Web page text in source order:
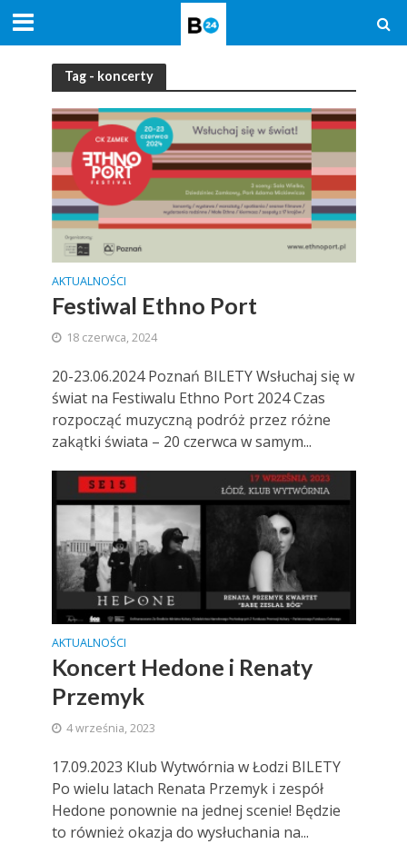
Tag - koncerty
AKTUALNOŚCI
Festiwal Ethno Port
18 czerwca, 2024
20-23.06.2024 Poznań BILETY Wsłuchaj się w
świat na Festiwalu Ethno Port 2024 Czas
rozpocząć muzyczną podróż przez różne
zakątki świata – 20 czerwca w samym...
AKTUALNOŚCI
Koncert Hedone i Renaty
Przemyk
4 września, 2023
17.09.2023 Klub Wytwórnia w Łodzi BILETY
Po wielu latach Renata Przemyk i zespół
Hedone ponownie na jednej scenie! Będzie
to również okazja do wysłuchania na...